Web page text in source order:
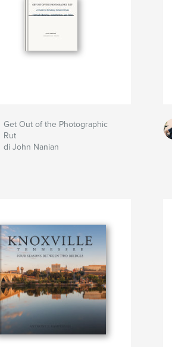
Get Out of the Photographic
Rut
di John Nanian